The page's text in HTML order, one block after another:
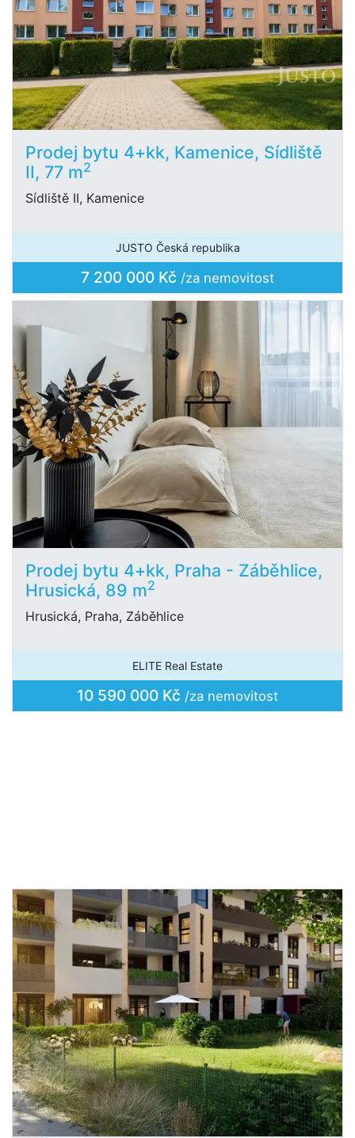
Prodej bytu 4+kk, Kamenice, Sídliště
II, 77 m2
Sídliště II, Kamenice
JUSTO Česká republika
7 200 000 Kč /za nemovitost
Prodej bytu 4+kk, Praha - Záběhlice,
Hrusická, 89 m2
Hrusická, Praha, Záběhlice
ELITE Real Estate
10 590 000 Kč /za nemovitost